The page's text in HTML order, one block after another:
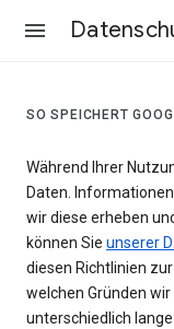
SO SPEICHERT
Während Ihrer
Daten.
wir diese erheben
können Sie unserer
diesen Richtlinien
welchen Gründen
unterschiedlich